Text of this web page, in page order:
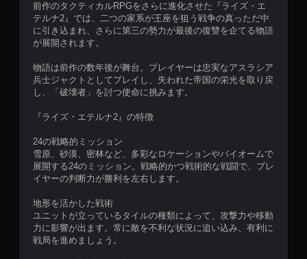
前作のタクティカルRPGをさらに進化させた『ライズ・エ
テルナ2』では、二つの家系が王座を狙う戦争の真っただ中
に引き込まれ、さらに第三の勢力が最後の復讐を企てる物語
が展開されます。
物語は前作の数年後が舞台。プレイヤーは忠実なアスラシア
兵士ジャクトとしてプレイし、失われた帝国の栄光を取り戻
し、「破壊者」を討つ使命に挑みます。
『ライズ・エテルナ2』の特徴
24の戦略的ミッション
雪原、砂漠、密林など、多彩なロケーションやバイオームで
展開する24のミッション。戦略的かつ戦術的な戦闘で、プレ
イヤーの判断力が勝利を左右します。
地形を活かした戦術
ユニットが立っているタイルの種類によって、攻撃力や移動
力に影響が出ます。常に敵を不利な状況に追い込み、有利に
戦局を進めましょう。